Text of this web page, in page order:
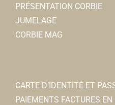
PRÉSENTATION CORBIE
JUMELAGE
CORBIE MAG
CARTE D’IDENTITÉ ET
PAIEMENTS FACTURES EN